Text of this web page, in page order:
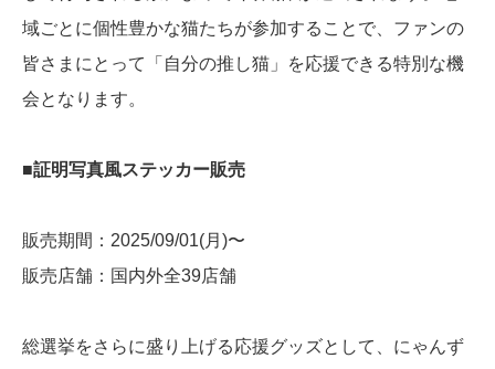
域ごとに個性豊かな猫たちが参加することで、ファンの
皆さまにとって「自分の推し猫」を応援できる特別な機
会となります。
■証明写真風ステッカー販売
販売期間：2025/09/01(月)〜
販売店舗：国内外全39店舗
総選挙をさらに盛り上げる応援グッズとして、にゃんず